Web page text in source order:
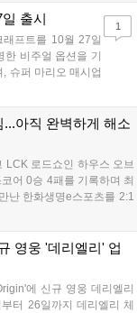
출시
프트를 10월 27일
비주얼 옵션을 기
슈퍼 마리오 매시업
하며 디지털 업그레
제한될 수 있습니
1
아직 완벽하게 해소
LCK 로드쇼인 하우스 오브
어 0승 4패를 기록하며 최
난 한화생명e스포츠를 2:1
패 탈출 소감에 대해 유상
영웅 '데리엘리' 업
에 신규 영웅 데리엘리
터 26일까지 데리엘리 체